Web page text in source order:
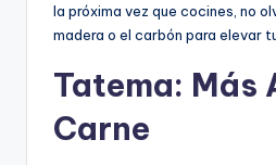
la próxima vez que cocines, no
madera o el carbón para elevar
Tatema: Más
Carne